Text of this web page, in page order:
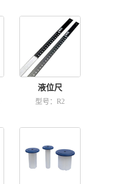
液位尺
型号：R2